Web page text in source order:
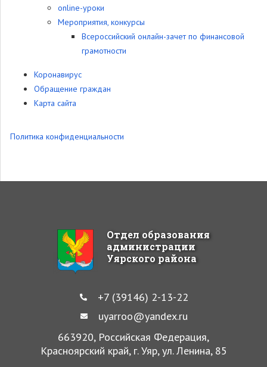
online-уроки
Мероприятия, конкурсы
Всероссийский онлайн-зачет по финансовой
грамотности
Коронавирус
Обращение граждан
Карта сайта
Политика конфиденциальности
Отдел образования
администрации
Уярского района
+7 (39146) 2-13-22
uyarroo@yandex.ru
663920, Российская Федерация,
Красноярский край, г. Уяр, ул. Ленина, 85